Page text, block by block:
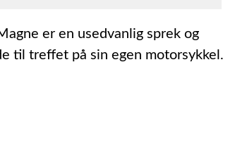
er en usedvanlig sprek og
til treffet på sin egen motorsykkel.